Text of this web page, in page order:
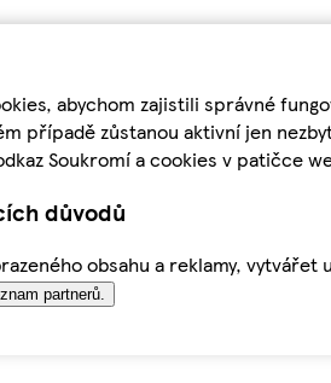
abychom zajistili správné
případě zůstanou aktivní jen
Soukromí a cookies v patičce
důvodů
obsahu a reklamy,
partnerů.